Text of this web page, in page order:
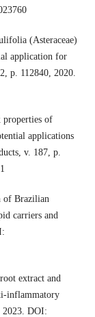
(Asteraceae)
application for
p. 112840, 2020.
of
applications
v. 187, p.
of Brazilian
carriers and
extract and
inflammatory
2023. DOI: